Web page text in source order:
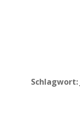
Schlagwort: